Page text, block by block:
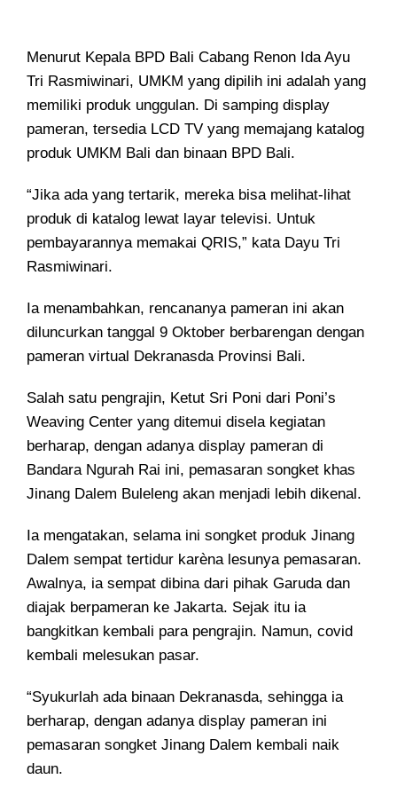
Menurut Kepala BPD Bali Cabang Renon Ida Ayu
Tri Rasmiwinari, UMKM yang dipilih ini adalah yang
memiliki produk unggulan. Di samping display
pameran, tersedia LCD TV yang memajang katalog
produk UMKM Bali dan binaan BPD Bali.
“Jika ada yang tertarik, mereka bisa melihat-lihat
produk di katalog lewat layar televisi. Untuk
pembayarannya memakai QRIS,” kata Dayu Tri
Rasmiwinari.
Ia menambahkan, rencananya pameran ini akan
diluncurkan tanggal 9 Oktober berbarengan dengan
pameran virtual Dekranasda Provinsi Bali.
Salah satu pengrajin, Ketut Sri Poni dari Poni’s
Weaving Center yang ditemui disela kegiatan
berharap, dengan adanya display pameran di
Bandara Ngurah Rai ini, pemasaran songket khas
Jinang Dalem Buleleng akan menjadi lebih dikenal.
Ia mengatakan, selama ini songket produk Jinang
Dalem sempat tertidur karèna lesunya pemasaran.
Awalnya, ia sempat dibina dari pihak Garuda dan
diajak berpameran ke Jakarta. Sejak itu ia
bangkitkan kembali para pengrajin. Namun, covid
kembali melesukan pasar.
“Syukurlah ada binaan Dekranasda, sehingga ia
berharap, dengan adanya display pameran ini
pemasaran songket Jinang Dalem kembali naik
daun.